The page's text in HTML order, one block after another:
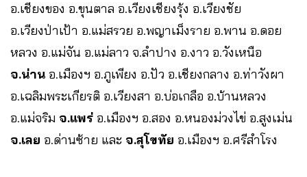
อ.เชียงของ อ.ขุนตาล อ.เวียงเชียงรุ้ง อ.เวียงชัย
อ.เวียงป่าเป้า อ.แม่สรวย อ.พญาเม็งราย อ.พาน อ.ดอย
หลวง อ.แม่จัน อ.แม่ลาว จ.ลำปาง อ.งาว อ.วังเหนือ
จ.น่าน อ.เมืองฯ อ.ภูเพียง อ.ปัว อ.เชียงกลาง อ.ท่าวังผา
อ.เฉลิมพระเกียรติ อ.เวียงสา อ.บ่อเกลือ อ.บ้านหลวง
อ.แม่จริม จ.แพร่ อ.เมืองฯ อ.สอง อ.หนองม่วงไข่ อ.สูงเม่น
จ.เลย อ.ด่านซ้าย และ จ.สุโขทัย อ.เมืองฯ อ.ศรีสำโรง